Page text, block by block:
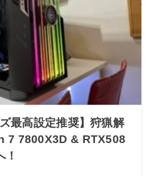
最高設定推奨】狩猟解
7 7800X3D & RTX508